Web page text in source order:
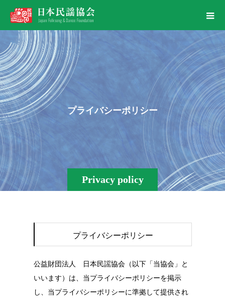
Privacy policy
プライバシーポ リ シー
プライバシーポリシー
公益財団法人 日本民謡協会（以下「当協会」と
いいます）は、当プライバシーポリシーを掲示
し、当プライバシーポリシーに準拠して提供され